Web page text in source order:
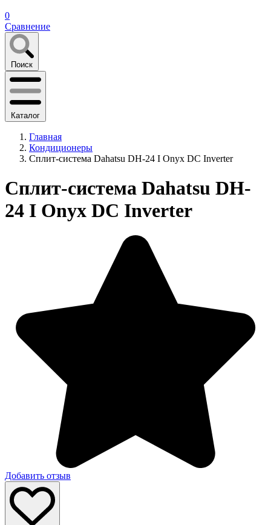
0
Сравнение
Поиск
Каталог
Главная
Кондиционеры
Cплит-система Dahatsu DH-24 I Onyx DC Inverter
Cплит-система Dahatsu DH-
24 I Onyx DC Inverter
Добавить отзыв